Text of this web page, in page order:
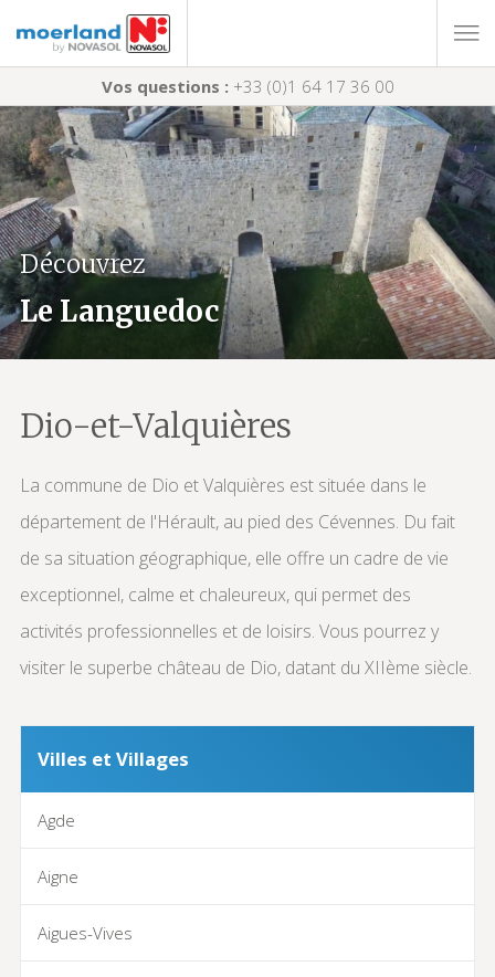
Vos questions : +33 (0)1 64 17 36 00
Découvrez
Le Languedoc
Dio-et-Valquières
La commune de Dio et Valquières est située dans le
département de l'Hérault, au pied des Cévennes. Du fait
de sa situation géographique, elle offre un cadre de vie
exceptionnel, calme et chaleureux, qui permet des
activités professionnelles et de loisirs. Vous pourrez y
visiter le superbe château de Dio, datant du XIIème siècle.
Villes et Villages
Agde
Aigne
Aigues-Vives